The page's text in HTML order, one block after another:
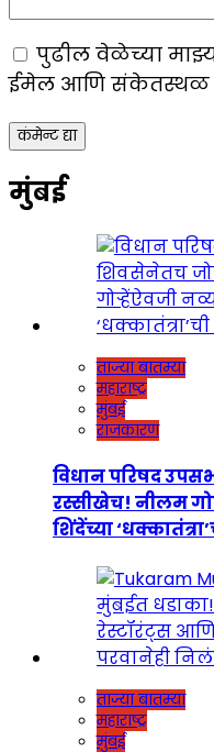
पुढील वेळेच्या
ईमेल आणि संकेतस्थळ
मुंबई
ताज्या बातम्या
महाराष्ट्र
मुंबई
राजकारण
विधान परिषद
रस्सीखेच! नीलम
शिंदेंच्या
ताज्या बातम्या
महाराष्ट्र
मुंबई